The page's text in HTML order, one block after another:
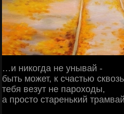
…и никогда не унывай -
быть может, к счастью
тебя везут не пароходы,
а просто старенький